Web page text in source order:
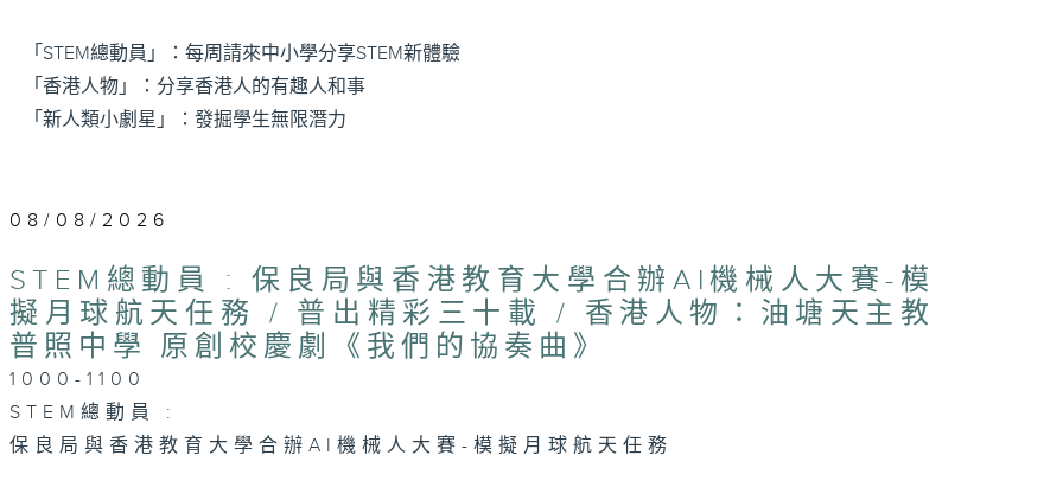
「STEM總動員」：每周請來中小學分享STEM新體驗
「香港人物」：分享香港人的有趣人和事
「新人類小劇星」：發掘學生無限潛力
08/08/2026
STEM總動員 : 保良局與香港教育大學合辦AI機械人大賽-模
擬月球航天任務 / 普出精彩三十載 / 香港人物：油塘天主教
普照中學 原創校慶劇《我們的協奏曲》
1000-1100
STEM總動員 :
保良局與香港教育大學合辦AI機械人大賽-模擬月球航天任務